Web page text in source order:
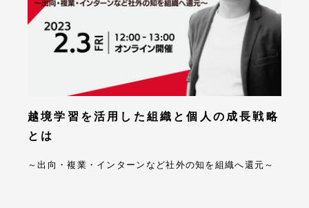
越境学習を活用した組織と個人の成長戦略
とは
～出向・複業・インターンなど社外の知を組織へ還元～